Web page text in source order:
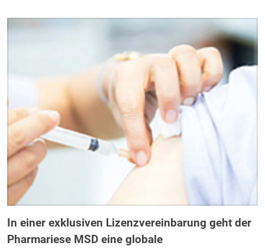
In einer exklusiven Lizenzvereinbarung geht der
Pharmariese MSD eine globale